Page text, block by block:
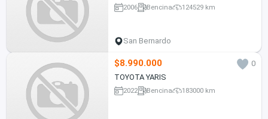
2006 Bencina 124529 km
San Bernardo
$8.990.000
0
TOYOTA YARIS
2022 Bencina 183000 km